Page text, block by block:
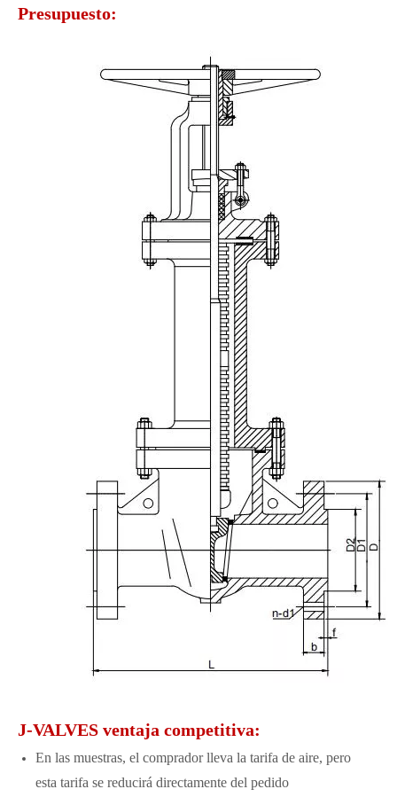
Presupuesto:
J-VALVES ventaja competitiva:
En las muestras, el comprador lleva la tarifa de aire, pero
esta tarifa se reducirá directamente del pedido